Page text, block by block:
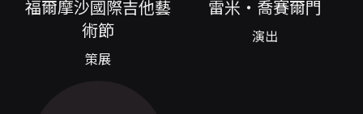
印象派到當代、爵士與民謠語彙的跨時代選曲與
聲響對話。兩位演奏家皆以獨奏與室內樂見長，
並在歐洲各地音樂節與美術館持續發表以場域為
導向的計畫；喬賽爾門曾在比利時「吉他之春」
福爾摩沙國際吉他藝
術節
策展
雷米・喬賽爾門
演出